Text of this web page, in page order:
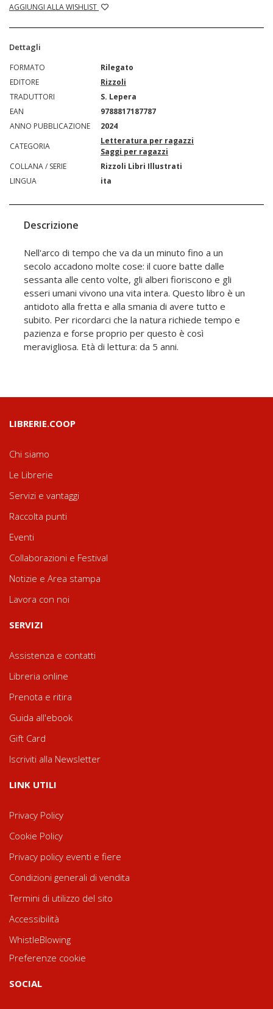
AGGIUNGI ALLA WISHLIST
Dettagli
FORMATO
Rilegato
EDITORE
Rizzoli
TRADUTTORI
S. Lepera
EAN
9788817187787
ANNO PUBBLICAZIONE
2024
CATEGORIA
Letteratura per ragazzi
Saggi per ragazzi
COLLANA / SERIE
Rizzoli Libri Illustrati
LINGUA
ita
Descrizione
Nell'arco di tempo che va da un minuto fino a un
secolo accadono molte cose: il cuore batte dalle
sessanta alle cento volte, gli alberi fioriscono e gli
esseri umani vivono una vita intera. Questo libro è un
antidoto alla fretta e alla smania di avere tutto e
subito. Per ricordarci che la natura richiede tempo e
pazienza e forse proprio per questo è così
meravigliosa. Età di lettura: da 5 anni.
LIBRERIE.COOP
Chi siamo
Le Librerie
Servizi e vantaggi
Raccolta punti
Eventi
Collaborazioni e Festival
Notizie e Area stampa
Lavora con noi
SERVIZI
Assistenza e contatti
Libreria online
Prenota e ritira
Guida all'ebook
Gift Card
Iscriviti alla Newsletter
LINK UTILI
Privacy Policy
Cookie Policy
Privacy policy eventi e fiere
Condizioni generali di vendita
Termini di utilizzo del sito
Accessibilità
WhistleBlowing
Preferenze cookie
SOCIAL